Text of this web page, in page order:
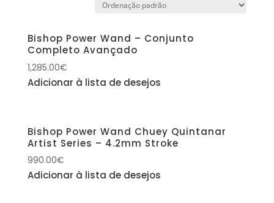
Bishop Power Wand – Conjunto
Completo Avançado
1,285.00€
Adicionar à lista de desejos
Bishop Power Wand Chuey Quintanar
Artist Series – 4.2mm Stroke
990.00€
Adicionar à lista de desejos